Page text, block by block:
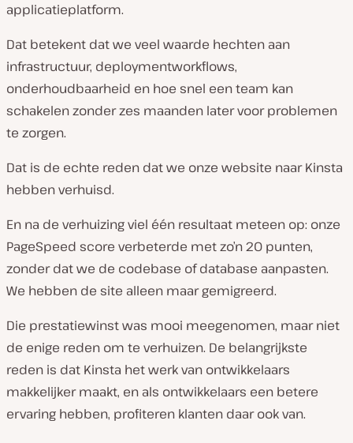
applicatieplatform.
Dat betekent dat we veel waarde hechten aan
infrastructuur, deploymentworkflows,
onderhoudbaarheid en hoe snel een team kan
schakelen zonder zes maanden later voor problemen
te zorgen.
Dat is de echte reden dat we onze website naar Kinsta
hebben verhuisd.
En na de verhuizing viel één resultaat meteen op: onze
PageSpeed score verbeterde met zo’n 20 punten,
zonder dat we de codebase of database aanpasten.
We hebben de site alleen maar gemigreerd.
Die prestatiewinst was mooi meegenomen, maar niet
de enige reden om te verhuizen. De belangrijkste
reden is dat Kinsta het werk van ontwikkelaars
makkelijker maakt, en als ontwikkelaars een betere
ervaring hebben, profiteren klanten daar ook van.